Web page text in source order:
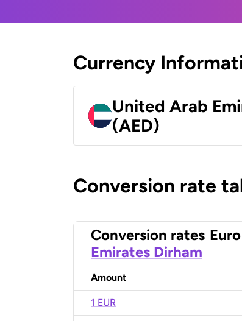
Currency
United Arab
(AED)
Conversion rate
Conversion rates Euro
Emirates Dirham
Amount
1 EUR